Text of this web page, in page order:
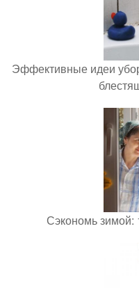
Эффективные идеи
Сэкономь зимой: